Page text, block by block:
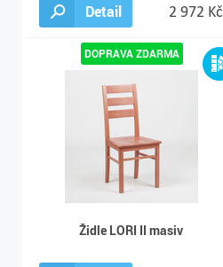
Detail 2 972 Kč
Židle LORI II masiv